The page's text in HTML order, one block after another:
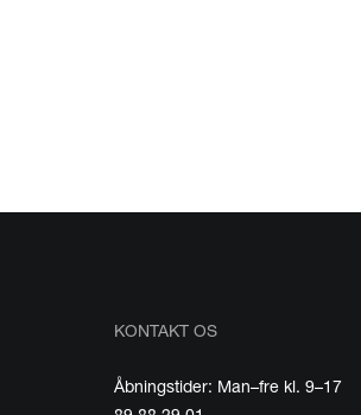
KONTAKT OS
Åbningstider: Man–fre kl. 9–17